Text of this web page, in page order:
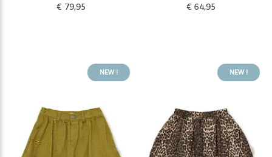
€ 79,95 € 64,95
NEW ! NEW !